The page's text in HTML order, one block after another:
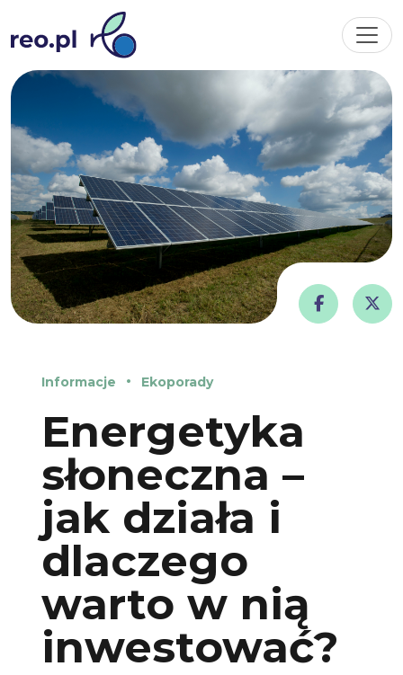
Informacje Ekoporady
Energetyka
słoneczna –
jak działa i
dlaczego
warto w nią
inwestować?